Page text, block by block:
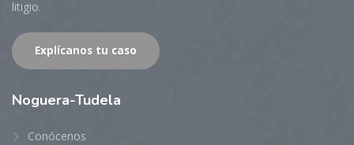
litigio.
Explícanos tu caso
Noguera-Tudela
Conócenos